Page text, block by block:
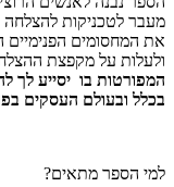
מעבר לטכניקות להצלחה
את המחסומים
ולעלות על מקפצת
המפורטות בו יסייע לך
בכלל ובעולם העסקים
למי הספר מתאים?